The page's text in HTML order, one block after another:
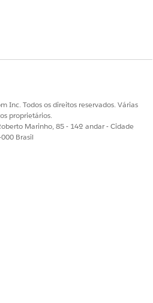
Inc. Todos os direitos reservados. Várias
proprietários.
Marinho, 85 - 14º andar - Cidade
Brasil